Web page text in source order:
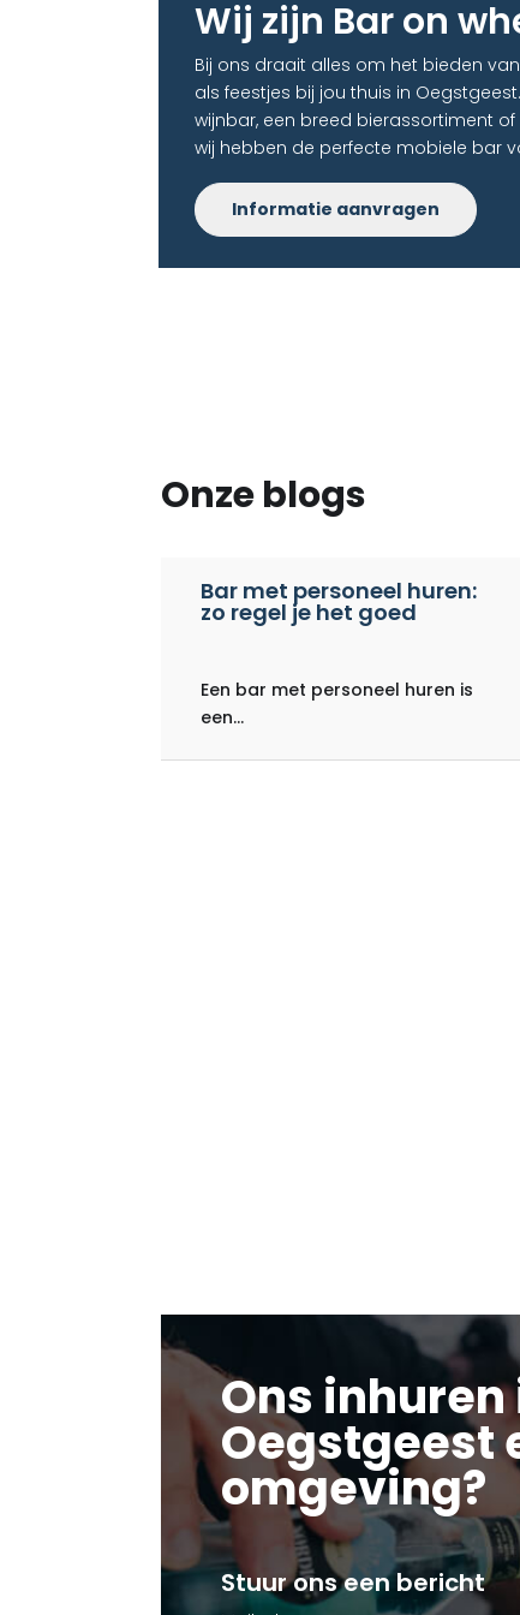
Wij zijn Bar on
Bij ons draait alles om het bieden
als feestjes bij jou thuis in
wijnbar, een breed bierassortiment
wij hebben de perfecte mobiele bar
Informatie aanvragen
Onze blogs
Bar met personeel huren:
zo regel je het goed
Een bar met personeel huren is
een...
Ons inhuren
Oegstgeest
omgeving?
Stuur ons een bericht